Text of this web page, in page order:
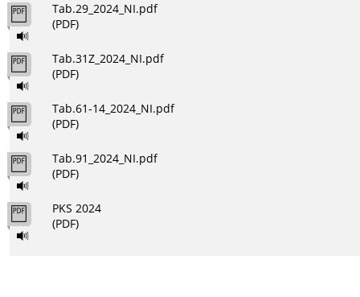
Tab.29_2024_NI.pdf
(PDF)
Tab.31Z_2024_NI.pdf
(PDF)
Tab.61-14_2024_NI.pdf
(PDF)
Tab.91_2024_NI.pdf
(PDF)
PKS 2024
(PDF)